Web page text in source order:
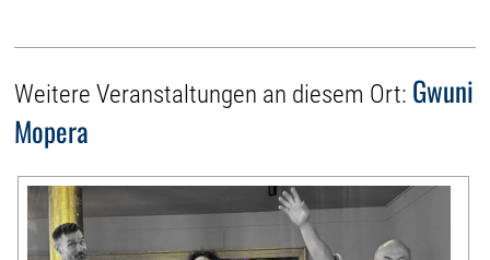
Weitere Veranstaltungen an diesem Ort: Gwuni
Mopera